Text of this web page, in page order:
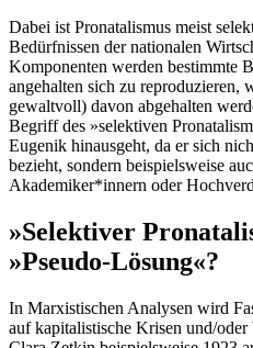
Dabei ist Pronatalismus meist
Bedürfnissen der nationalen
Komponenten werden bestimmte
angehalten sich zu reproduzieren,
gewaltvoll) davon abgehalten
Begriff des »selektiven
Eugenik hinausgeht, da er sich
bezieht, sondern beispielsweise
Akademiker*innern oder
»Selektiver
»Pseudo-Lösung«?
In Marxistischen Analysen wird
auf kapitalistische Krisen und/oder